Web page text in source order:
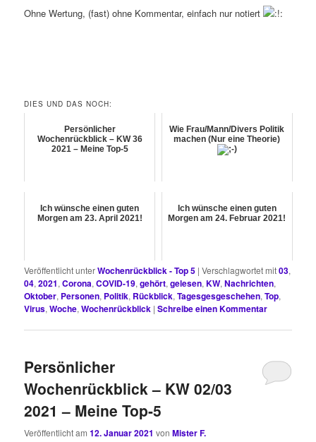
Ohne Wertung, (fast) ohne Kommentar, einfach nur notiert
DIES UND DAS NOCH:
Persönlicher
Wochenrückblick – KW 36
2021 – Meine Top-5
Wie Frau/Mann/Divers Politik
machen (Nur eine Theorie)
Ich wünsche einen guten
Morgen am 23. April 2021!
Ich wünsche einen guten
Morgen am 24. Februar 2021!
Veröffentlicht unterWochenrückblick - Top 5 |Verschlagwortet mit03,
04,2021,Corona,COVID-19,gehört,gelesen,KW,Nachrichten,
Oktober, Personen, Politik, Rückblick,Tagesgesgeschehen,Top,
Virus,Woche,Wochenrückblick |Schreibe einen Kommentar
Persönlicher
Wochenrückblick – KW 02/03
2021 – Meine Top-5
Veröffentlicht am12. Januar 2021 vonMister F.